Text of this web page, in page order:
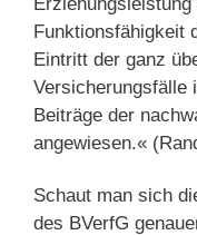
Funktionsfähigkeit
Eintritt der ganz
Versicherungsfälle
Beiträge der
angewiesen.«
Schaut man sich
des BVerfG